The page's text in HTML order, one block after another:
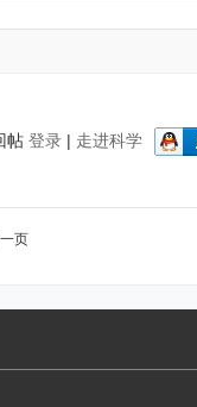
帖 登录| 走进科学
页